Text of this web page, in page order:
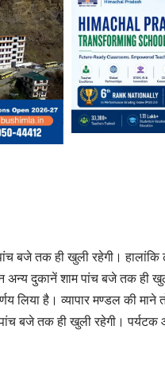
बजे तक ही खुली रहेगी। हालांकि
अन्य दुकानें शाम पांच बजे तक ही
लिया है। व्यापार मण्डल की
बजे तक ही खुली रहेगी।